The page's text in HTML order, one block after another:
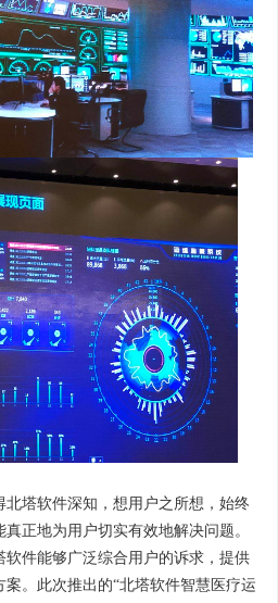
北塔软件深知，想用户之所想，始终
正地为用户切实有效地解决问题。
软件能够广泛综合用户的诉求，提供
。此次推出的“北塔软件智慧医疗运